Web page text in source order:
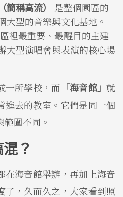
稱高流）
是整個園區的
大型的音樂與文化基地。
裡最重要、最醒目的主建
大型演唱會與表演的核心場
一所學校，而 「海音館」就
進去的教室。它們是同一個
圍不同。
？
在海音館舉辦，再加上海音
了，久而久之，大家看到照